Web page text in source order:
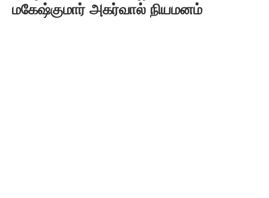
மகேஷ்குமார் அகர்வால் நியமனம்